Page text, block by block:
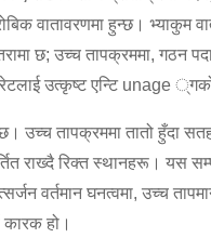
वातावरणमा हुन्छ। भ्याकुम
छ; उच्च तापक्रममा, गठन
उत्कृष्ट एन्टि unage ्गको
उच्च तापक्रममा तातो हुँदा
राख्दै रिक्त स्थानहरू। यस
वर्तमान घनत्वमा, उच्च
कारक हो।